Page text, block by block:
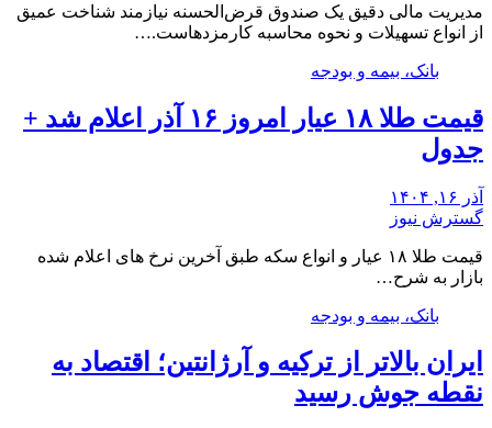
مدیریت مالی دقیق یک صندوق قرض‌الحسنه نیازمند شناخت عمیق
از انواع تسهیلات و نحوه محاسبه کارمزدهاست.…
بانک، بیمه و بودجه
قیمت طلا ۱۸ عیار امروز ۱۶ آذر اعلام شد +
جدول
آذر ۱۶, ۱۴۰۴
گسترش نیوز
قیمت طلا ۱۸ عیار و انواع سکه طبق آخرین نرخ های اعلام شده
بازار به شرح…
بانک، بیمه و بودجه
ایران بالاتر از ترکیه و آرژانتین؛ اقتصاد به
نقطه جوش رسید